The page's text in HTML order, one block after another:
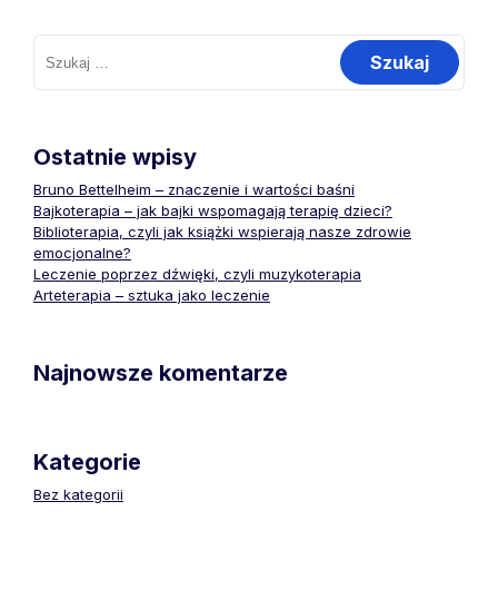
Szukaj:
Ostatnie wpisy
Bruno Bettelheim – znaczenie i wartości baśni
Bajkoterapia – jak bajki wspomagają terapię dzieci?
Biblioterapia, czyli jak książki wspierają nasze zdrowie
emocjonalne?
Leczenie poprzez dźwięki, czyli muzykoterapia
Arteterapia – sztuka jako leczenie
Najnowsze komentarze
Kategorie
Bez kategorii